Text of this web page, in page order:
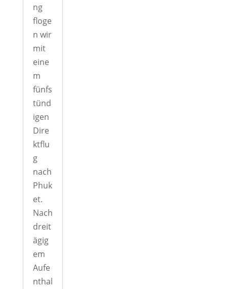
ng
floge
n wir
mit
eine
m
fünfs
tünd
igen
Dire
ktflu
g
nach
Phuk
et.
Nach
dreit
ägig
em
Aufe
nthal